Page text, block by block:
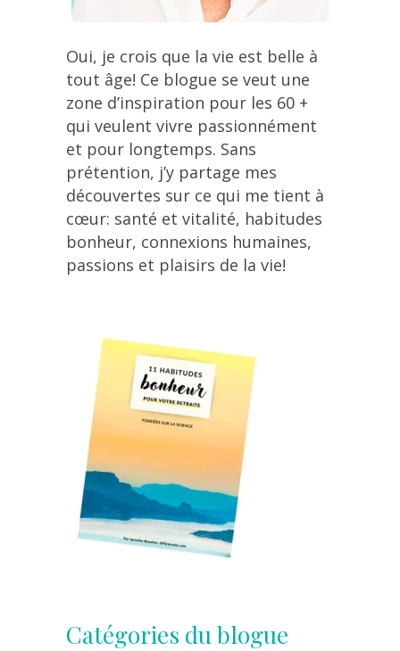
Oui, je crois que la vie est belle à
tout âge! Ce blogue se veut une
zone d’inspiration pour les 60 +
qui veulent vivre passionnément
et pour longtemps. Sans
prétention, j’y partage mes
découvertes sur ce qui me tient à
cœur: santé et vitalité, habitudes
bonheur, connexions humaines,
passions et plaisirs de la vie!
Catégories du blogue